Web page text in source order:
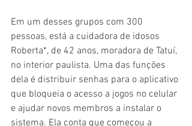
Em um desses grupos com 300
pessoas, está a cuidadora de idosos
Roberta*, de 42 anos, moradora de Tatuí,
no interior paulista. Uma das funções
dela é distribuir senhas para o aplicativo
que bloqueia o acesso a jogos no celular
e ajudar novos membros a instalar o
sistema. Ela conta que começou a